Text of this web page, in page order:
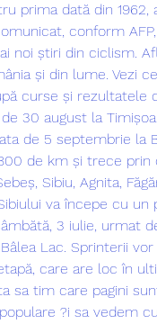
prima dată din
conform
noi știri din ciclism.
și din lume. Vezi
curse și rezultatele
30 august la
de 5 septembrie la
de km și trece prin
Sibiu, Agnita,
va începe cu
3 iulie, urmat
Lac. Sprinterii
care are loc în
sa tim care pagini
?i sa vedem